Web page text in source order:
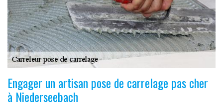
Engager un artisan pose de carrelage pas cher
à Niederseebach